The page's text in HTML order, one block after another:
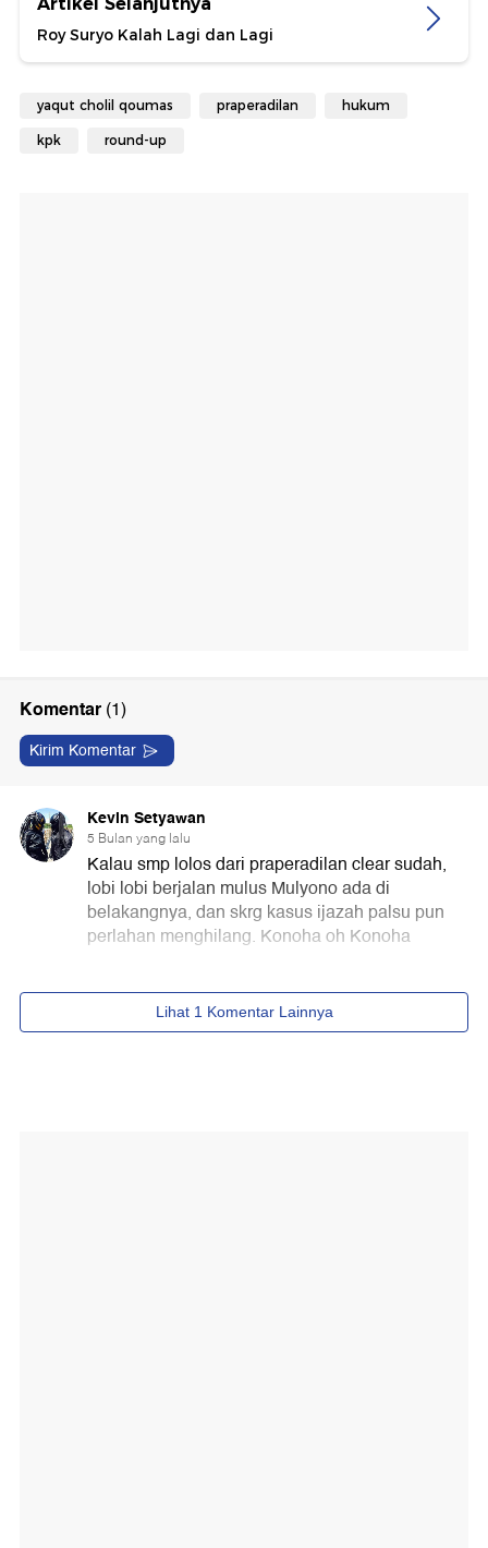
Artikel Selanjutnya
Roy Suryo Kalah Lagi dan Lagi
yaqut cholil qoumas praperadilan hukum
kpk round-up